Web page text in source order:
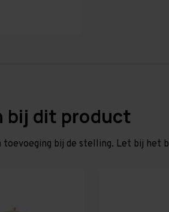
bij dit product
toevoeging bij de stelling. Let bij